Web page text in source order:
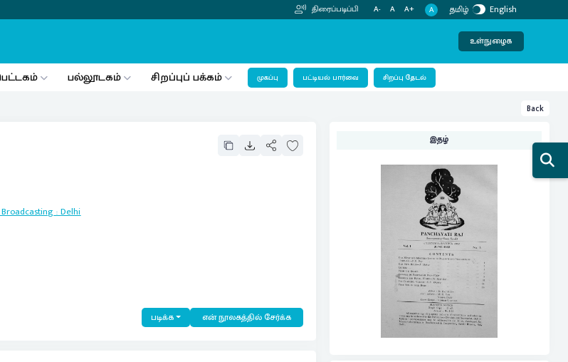
திரைப்படிப்பி A- A A+ A தமிழ் English
உள்நுழைக
பல்லூடகம் சிறப்புப் பக்கம் முகப்பு பட்டியல் பார்வை சிறப்பு தேடல்
Back
:Delhi
படிக்க என் நூலகத்தில் சேர்க்க
இதழ்